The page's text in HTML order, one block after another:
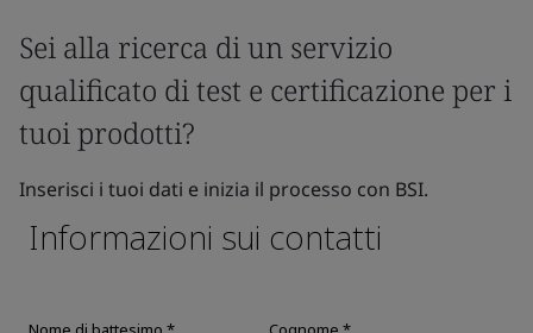
Sei alla ricerca di un servizio
qualificato di test e certificazione per i
tuoi prodotti?
Inserisci i tuoi dati e inizia il processo con BSI.